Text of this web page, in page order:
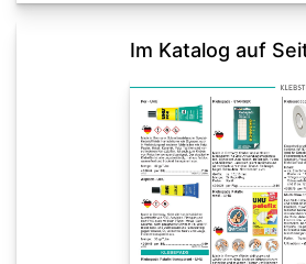
Im Katalog auf